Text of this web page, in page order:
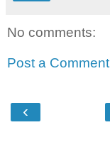
No comments:
Post a Comment
‹